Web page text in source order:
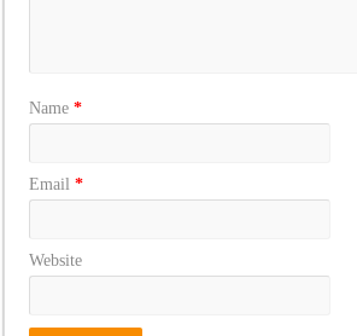
Name*
Email*
Website